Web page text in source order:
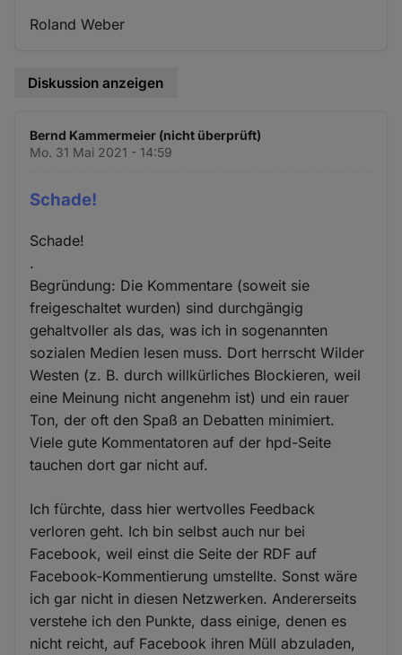
Roland Weber
Diskussion anzeigen
Bernd Kammermeier (nicht überprüft)
Mo. 31 Mai 2021 - 14:59
Schade!
Schade!
.
Begründung: Die Kommentare (soweit sie
freigeschaltet wurden) sind durchgängig
gehaltvoller als das, was ich in sogenannten
sozialen Medien lesen muss. Dort herrscht Wilder
Westen (z. B. durch willkürliches Blockieren, weil
eine Meinung nicht angenehm ist) und ein rauer
Ton, der oft den Spaß an Debatten minimiert.
Viele gute Kommentatoren auf der hpd-Seite
tauchen dort gar nicht auf.
Ich fürchte, dass hier wertvolles Feedback
verloren geht. Ich bin selbst auch nur bei
Facebook, weil einst die Seite der RDF auf
Facebook-Kommentierung umstellte. Sonst wäre
ich gar nicht in diesen Netzwerken. Andererseits
verstehe ich den Punkte, dass einige, denen es
nicht reicht, auf Facebook ihren Müll abzuladen,